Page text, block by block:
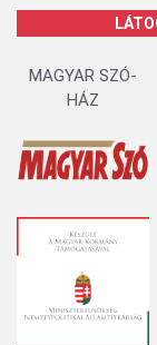
MAGYAR SZÓ-
HÁZ